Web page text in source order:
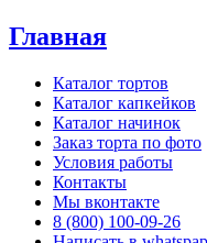
Главная
Каталог тортов
Каталог капкейков
Каталог начинок
Заказ торта по фото
Условия работы
Контакты
Мы вконтакте
8 (800) 100-09-26